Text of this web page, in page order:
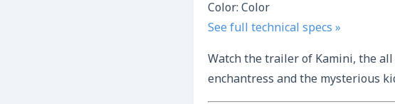
Color: Color
See full technical specs »
Watch the trailer of Kamini, the
enchantress and the mysterious